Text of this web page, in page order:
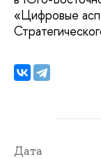
«Цифровые
Дата